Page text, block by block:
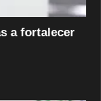
a fortalecer